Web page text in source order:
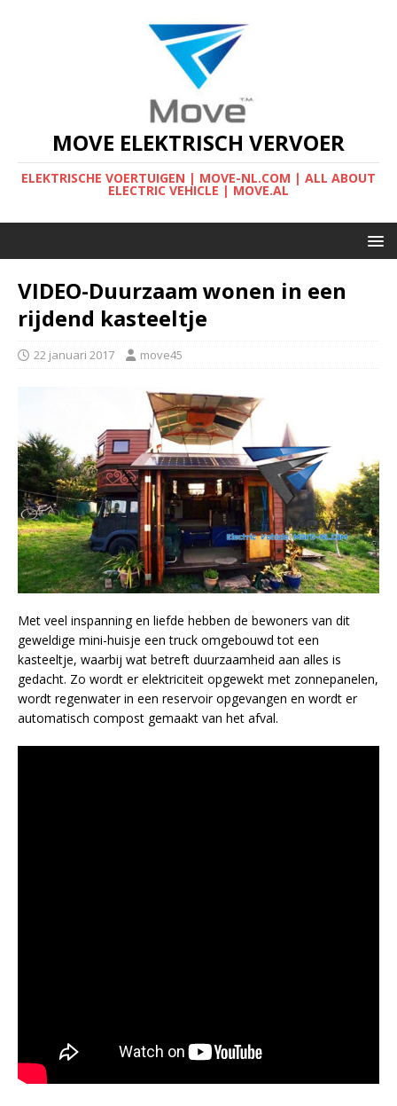
MOVE ELEKTRISCH VERVOER
ELEKTRISCHE VOERTUIGEN | MOVE-NL.COM | ALL ABOUT
ELECTRIC VEHICLE | MOVE.AL
VIDEO-Duurzaam wonen in een
rijdend kasteeltje
22 januari 2017 move45
Met veel inspanning en liefde hebben de bewoners van dit
geweldige mini-huisje een truck omgebouwd tot een
kasteeltje, waarbij wat betreft duurzaamheid aan alles is
gedacht. Zo wordt er elektriciteit opgewekt met zonnepanelen,
wordt regenwater in een reservoir opgevangen en wordt er
automatisch compost gemaakt van het afval.